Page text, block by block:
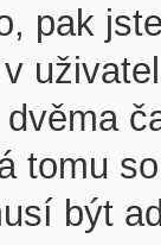
pak
tomu
být